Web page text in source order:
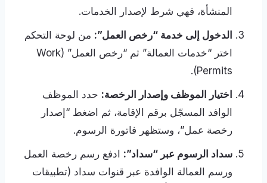
المنشأة، فهي شرط لإصدار الخدمات.
الدخول إلى خدمة “رخص العمل”: من لوحة التحكم
اختر “خدمات العمالة” ثم “رخص العمل” (Work
Permits).
اختيار الموظف وإصدار الرخصة: حدد الموظف
الوافد المسجّل برقم الإقامة، ثم اضغط “إصدار
رخصة عمل”، وستظهر فاتورة الرسوم.
سداد الرسوم عبر “سداد”: ادفع رسم رخصة العمل
ورسم العمالة الوافدة عبر قنوات سداد (تطبيقات